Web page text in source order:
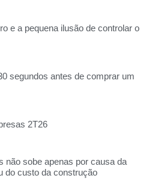
e a pequena ilusão de controlar o
segundos antes de comprar um
2T26
não sobe apenas por causa da
do custo da construção